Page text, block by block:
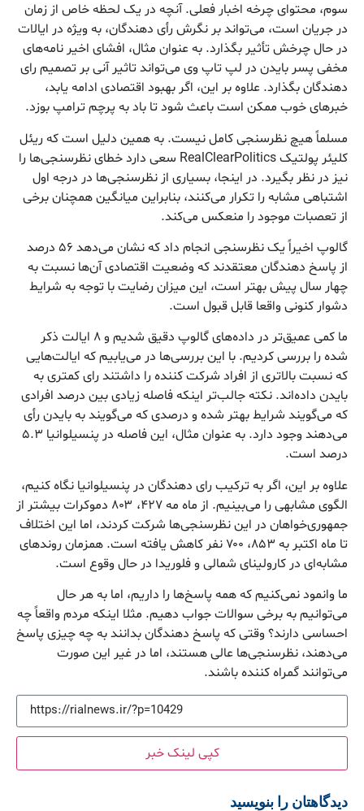
سوم، محتوای چرخه اخبار فعلی. آنچه در یک لحظه خاص از زمان
در جریان است، می‌تواند بر نگرش رأی دهندگان، به ویژه در ایالات
در حال چرخش تأثیر بگذارد. به عنوان مثال، افشای اخیر نامه‌های
مخفی پسر بایدن در لپ تاپ وی می‌تواند تاثیر آنی بر تصمیم رای
دهندگان بگذارد. علاوه بر این، اگر بهبود اقتصادی ادامه یابد،
خبرهای خوب ممکن است باعث شود تا باد به پرچم ترامپ بوزد.
مسلماً هیچ نظرسنجی کامل نیست. به همین دلیل است که ریئل
کلیئر پولتیک RealClearPolitics سعی دارد خطای نظرسنجی‌ها را
نیز در نظر بگیرد. در اینجا، بسیاری از نظرسنجی‌ها در درجه اول
اشتباهی مشابه را تکرار می‌کنند، بنابراین میانگین همچنان برخی
از تعصبات موجود را منعکس می‌کند.
گالوپ اخیراً یک نظرسنجی انجام داد که نشان می‌دهد ۵۶ درصد
از پاسخ دهندگان معتقدند که وضعیت اقتصادی آن‌ها نسبت به
چهار سال پیش بهتر است، این میزان رضایت با توجه به شرایط
دشوار کنونی واقعا قابل قبول است.
ما کمی عمیق‌تر در داده‌های گالوپ دقیق شدیم و ۸ ایالت ذکر
شده را بررسی کردیم. با این بررسی‌ها در می‌یابیم که ایالت‌هایی
که نسبت بالاتری از افراد شرکت کننده را داشتند رای کمتری به
بایدن داده‌اند. نکته جالب‌تر اینکه فاصله زیادی بین درصد افرادی
که می‌گویند شرایط بهتر شده و درصدی که می‌گویند به بایدن رأی
می‌دهند وجود دارد. به عنوان مثال، این فاصله در پنسیلوانیا ۵.۳
درصد است.
علاوه بر این، اگر به ترکیب رای دهندگان در پنسیلوانیا نگاه کنیم،
الگوی مشابهی را می‌بینیم. از ماه مه ۴۲۷، ۸۰۳ دموکرات بیشتر از
جمهوری‌خواهان در این نظرسنجی‌ها شرکت کردند، اما این اختلاف
تا ماه اکتبر به ۸۵۳، ۷۰۰ نفر کاهش یافته است. همزمان روندهای
مشابه‌ای در کارولینای شمالی و فلوریدا در حال وقوع است.
ما وانمود نمی‌کنیم که همه پاسخ‌ها را داریم، اما به هر حال
می‌توانیم به برخی سوالات جواب دهیم. مثلا اینکه مردم واقعاً چه
احساسی دارند؟ وقتی که پاسخ دهندگان بدانند به چه چیزی پاسخ
می‌دهند، نظرسنجی‌ها عالی هستند، اما در غیر این صورت
می‌توانند گمراه کننده باشند.
کپی لینک خبر
دیدگاهتان را بنویسید